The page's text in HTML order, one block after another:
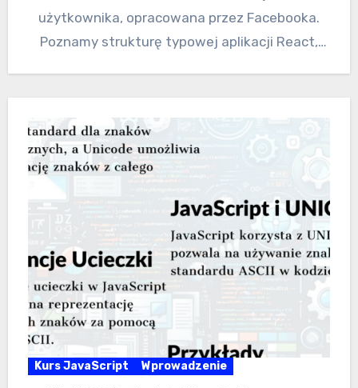
użytkownika, opracowana przez Facebooka.
Poznamy strukturę typowej aplikacji React,
Kurs JavaScript Wprowadzenie